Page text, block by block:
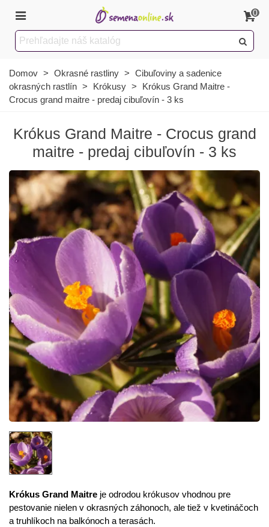
0
Domov > Okrasné rastliny > Cibuľoviny a sadenice
okrasných rastlín > Krókusy >
Krókus Grand Maitre -
Crocus grand maitre - predaj cibuľovín - 3 ks
Krókus Grand Maitre - Crocus grand
maitre - predaj cibuľovín - 3 ks
Krókus Grand Maitre je odrodou krókusov vhodnou pre
pestovanie nielen v okrasných záhonoch, ale tiež v kvetináčoch
a truhlíkoch na balkónoch a terasách.